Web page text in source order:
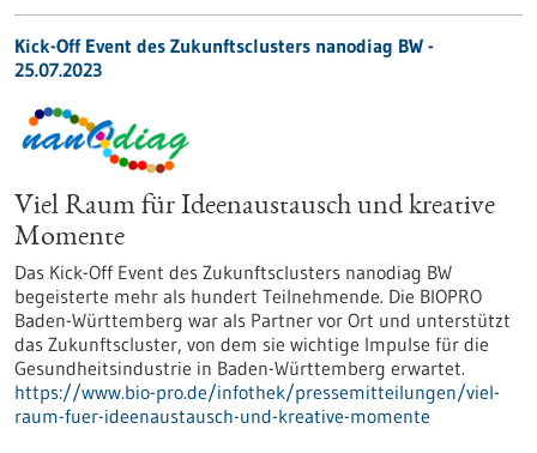
Kick-Off Event des Zukunftsclusters nanodiag BW -
25.07.2023
Viel Raum für Ideenaustausch und kreative
Momente
Das Kick-Off Event des Zukunftsclusters nanodiag BW
begeisterte mehr als hundert Teilnehmende. Die BIOPRO
Baden-Württemberg war als Partner vor Ort und unterstützt
das Zukunftscluster, von dem sie wichtige Impulse für die
Gesundheitsindustrie in Baden-Württemberg erwartet.
https://www.bio-pro.de/infothek/pressemitteilungen/viel-
raum-fuer-ideenaustausch-und-kreative-momente